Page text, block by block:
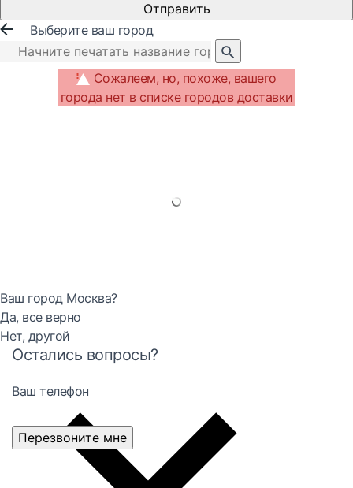
Отправить
Выберите ваш город
Сожалеем, но, похоже, вашего
города нет в списке городов доставки
Ваш город Москва?
Да, все верно
Нет, другой
Остались вопросы?
Ваш телефон
Перезвоните мне